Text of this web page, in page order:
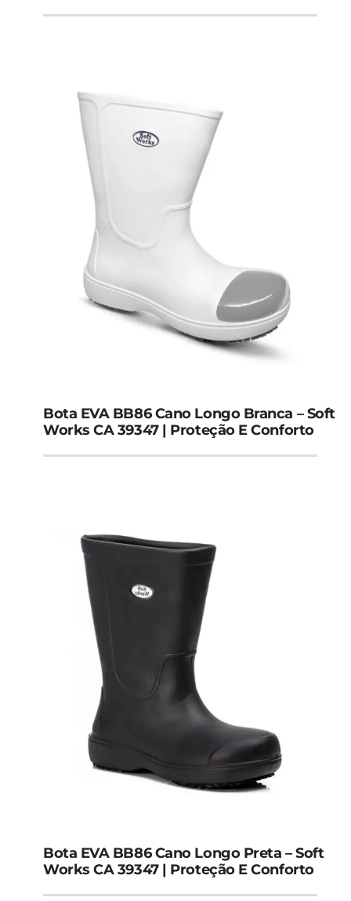
Bota EVA BB86 Cano Longo Branca – Soft
Works CA 39347 | Proteção E Conforto
Bota EVA BB86 Cano Longo Preta – Soft
Works CA 39347 | Proteção E Conforto